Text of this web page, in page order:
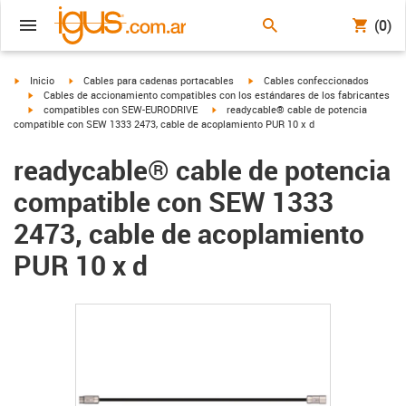
(0)
igus-icon-arrow-right
Inicio igus-icon-arrow-right
Cables para cadenas portacables igus-icon-arrow-right
Cables confeccionados
igus-icon-arrow-right
Cables de accionamiento compatibles con los estándares de los fabricantes
igus-icon-arrow-right
compatibles con SEW-EURODRIVE igus-icon-arrow-right
readycable® cable de potencia
compatible con SEW 1333 2473, cable de acoplamiento PUR 10 x d
readycable® cable de potencia
compatible con SEW 1333
2473, cable de acoplamiento
PUR 10 x d